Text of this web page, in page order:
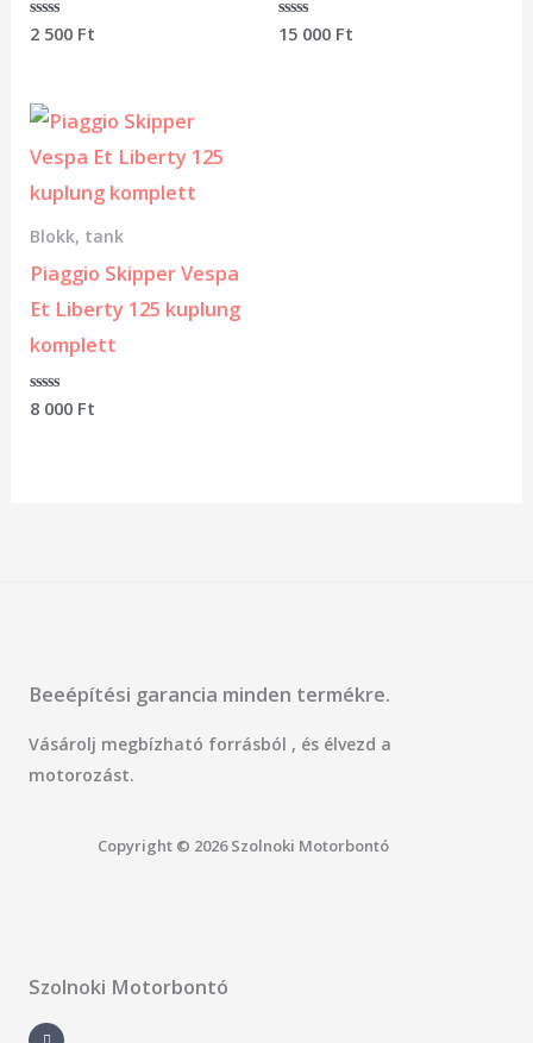
Értékelés:
2 500 Ft
Értékelés:
15 000 Ft
Blokk, tank
Piaggio Skipper Vespa
Et Liberty 125 kuplung
komplett
Értékelés:
8 000 Ft
Beeépítési garancia minden termékre.
Vásárolj megbízható forrásból , és élvezd a
motorozást.
Copyright © 2026 Szolnoki Motorbontó
Szolnoki Motorbontó
a